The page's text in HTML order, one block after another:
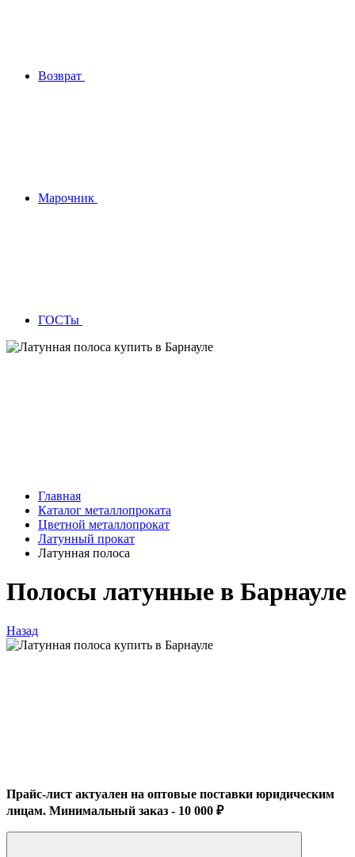
Возврат
Марочник
ГОСТы
Главная
Каталог металлопроката
Цветной металлопрокат
Латунный прокат
Латунная полоса
Полосы латунные в Барнауле
Назад
Прайс-лист актуален на оптовые поставки юридическим
лицам. Минимальный заказ - 10 000 ₽